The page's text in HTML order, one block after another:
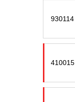
930114
410015